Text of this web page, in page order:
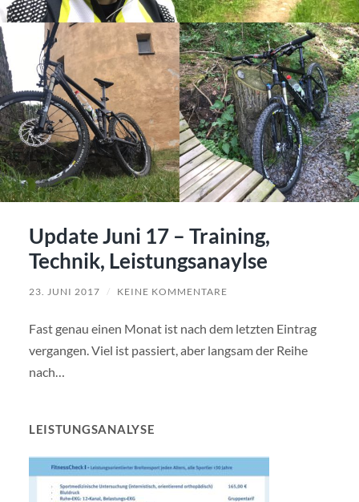
Update Juni 17 – Training,
Technik, Leistungsanaylse
23. JUNI 2017 / KEINE KOMMENTARE
Fast genau einen Monat ist nach dem letzten Eintrag
vergangen. Viel ist passiert, aber langsam der Reihe
nach…
LEISTUNGSANALYSE